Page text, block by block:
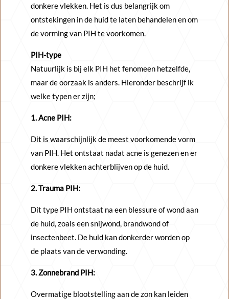
donkere vlekken. Het is dus belangrijk om
ontstekingen in de huid te laten behandelen en om
de vorming van PIH te voorkomen.
PIH-type
Natuurlijk is bij elk PIH het fenomeen hetzelfde,
maar de oorzaak is anders. Hieronder beschrijf ik
welke typen er zijn;
1. Acne PIH:
Dit is waarschijnlijk de meest voorkomende vorm
van PIH. Het ontstaat nadat acne is genezen en er
donkere vlekken achterblijven op de huid.
2. Trauma PIH:
Dit type PIH ontstaat na een blessure of wond aan
de huid, zoals een snijwond, brandwond of
insectenbeet. De huid kan donkerder worden op
de plaats van de verwonding.
3. Zonnebrand PIH:
Overmatige blootstelling aan de zon kan leiden